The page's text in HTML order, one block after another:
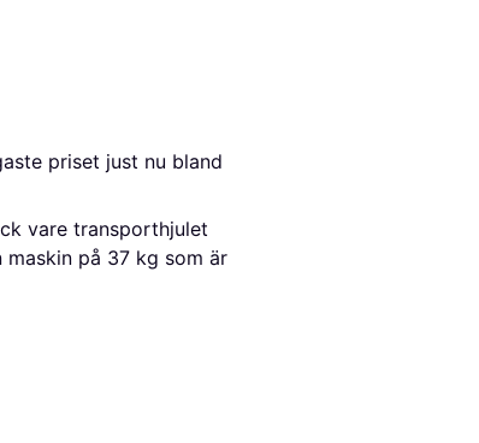
vare transporthjulet
på 37 kg som är